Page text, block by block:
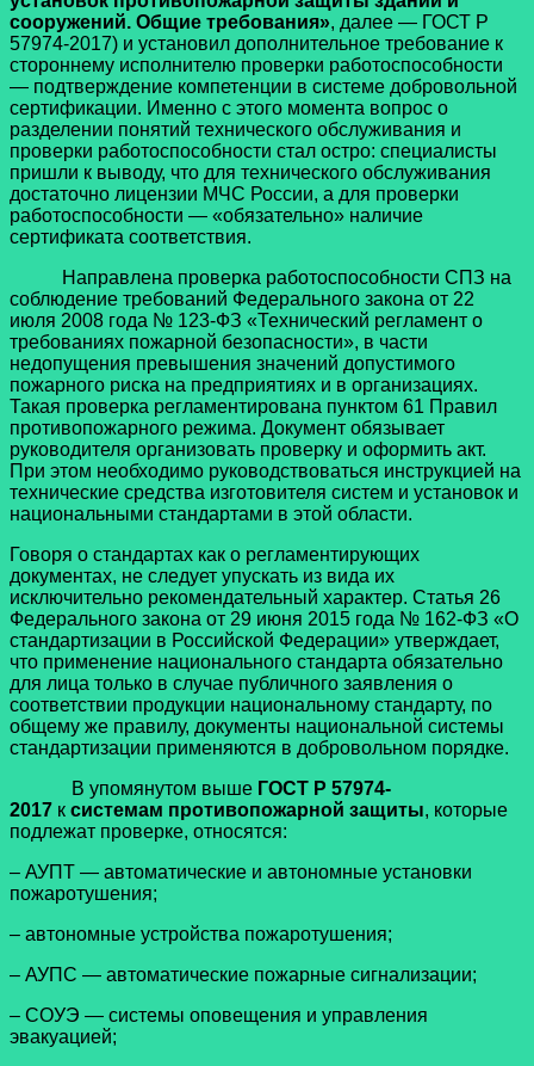
сооружений. Общие требования», далее — ГОСТ Р
57974-2017) и установил дополнительное требование к
стороннему исполнителю проверки работоспособности
— подтверждение компетенции в системе добровольной
сертификации. Именно с этого момента вопрос о
разделении понятий технического обслуживания и
проверки работоспособности стал остро: специалисты
пришли к выводу, что для технического обслуживания
достаточно лицензии МЧС России, а для проверки
работоспособности — «обязательно» наличие
сертификата соответствия.
Направлена проверка работоспособности СПЗ на
соблюдение требований Федерального закона от 22
июля 2008 года № 123-ФЗ «Технический регламент о
требованиях пожарной безопасности», в части
недопущения превышения значений допустимого
пожарного риска на предприятиях и в организациях.
Такая проверка регламентирована пунктом 61 Правил
противопожарного режима. Документ обязывает
руководителя организовать проверку и оформить акт.
При этом необходимо руководствоваться инструкцией на
технические средства изготовителя систем и установок и
национальными стандартами в этой области.
Говоря о стандартах как о регламентирующих
документах, не следует упускать из вида их
исключительно рекомендательный характер. Статья 26
Федерального закона от 29 июня 2015 года № 162-ФЗ «О
стандартизации в Российской Федерации» утверждает,
что применение национального стандарта обязательно
для лица только в случае публичного заявления о
соответствии продукции национальному стандарту, по
общему же правилу, документы национальной системы
стандартизации применяются в добровольном порядке.
В упомянутом выше ГОСТ Р 57974-
2017 к системам противопожарной защиты, которые
подлежат проверке, относятся:
– АУПТ — автоматические и автономные установки
пожаротушения;
– автономные устройства пожаротушения;
– АУПС — автоматические пожарные сигнализации;
– СОУЭ — системы оповещения и управления
эвакуацией;